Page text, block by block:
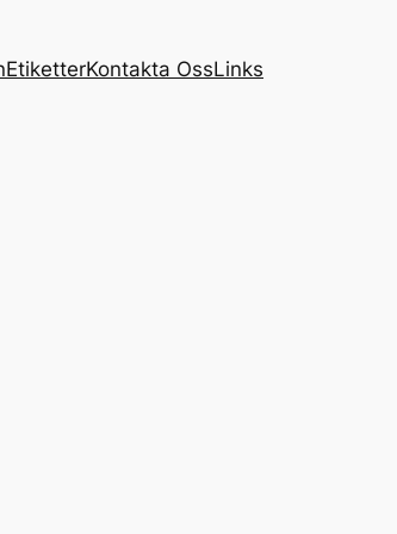
EtiketterKontakta OssLinks